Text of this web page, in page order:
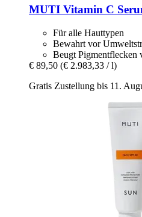
MUTI Vitamin C
Für alle Hauttypen
Bewahrt vor
Beugt Pigmentflecken
€ 89,50 (€ 2.983,33 / l)
Gratis Zustellung bis 11.